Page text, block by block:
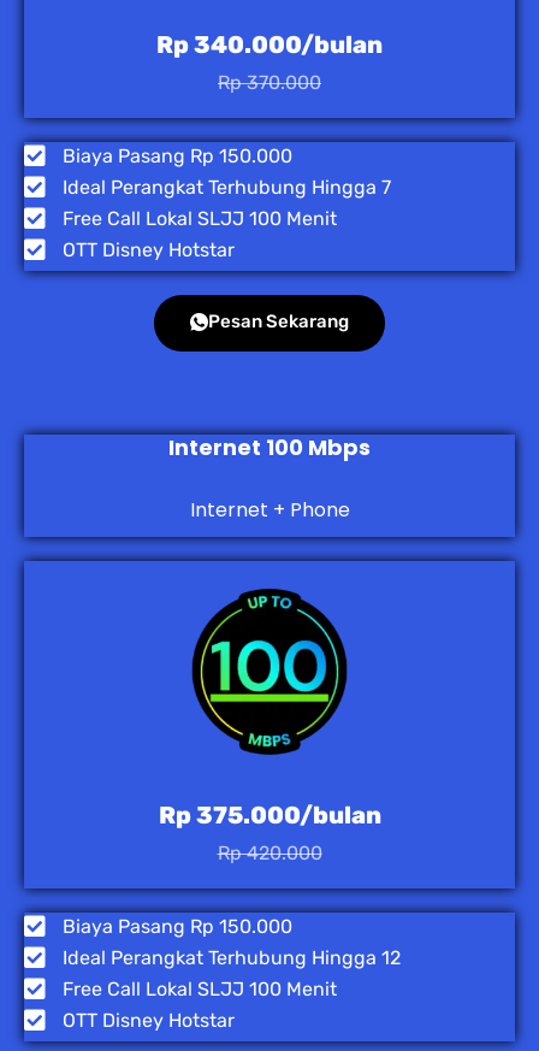
Rp 340.000/bulan
Rp 370.000
Biaya Pasang Rp 150.000
Ideal Perangkat Terhubung Hingga 7
Free Call Lokal SLJJ 100 Menit
OTT Disney Hotstar
Pesan Sekarang
Internet 100 Mbps
Internet + Phone
Rp 375.000/bulan
Rp 420.000
Biaya Pasang Rp 150.000
Ideal Perangkat Terhubung Hingga 12
Free Call Lokal SLJJ 100 Menit
OTT Disney Hotstar